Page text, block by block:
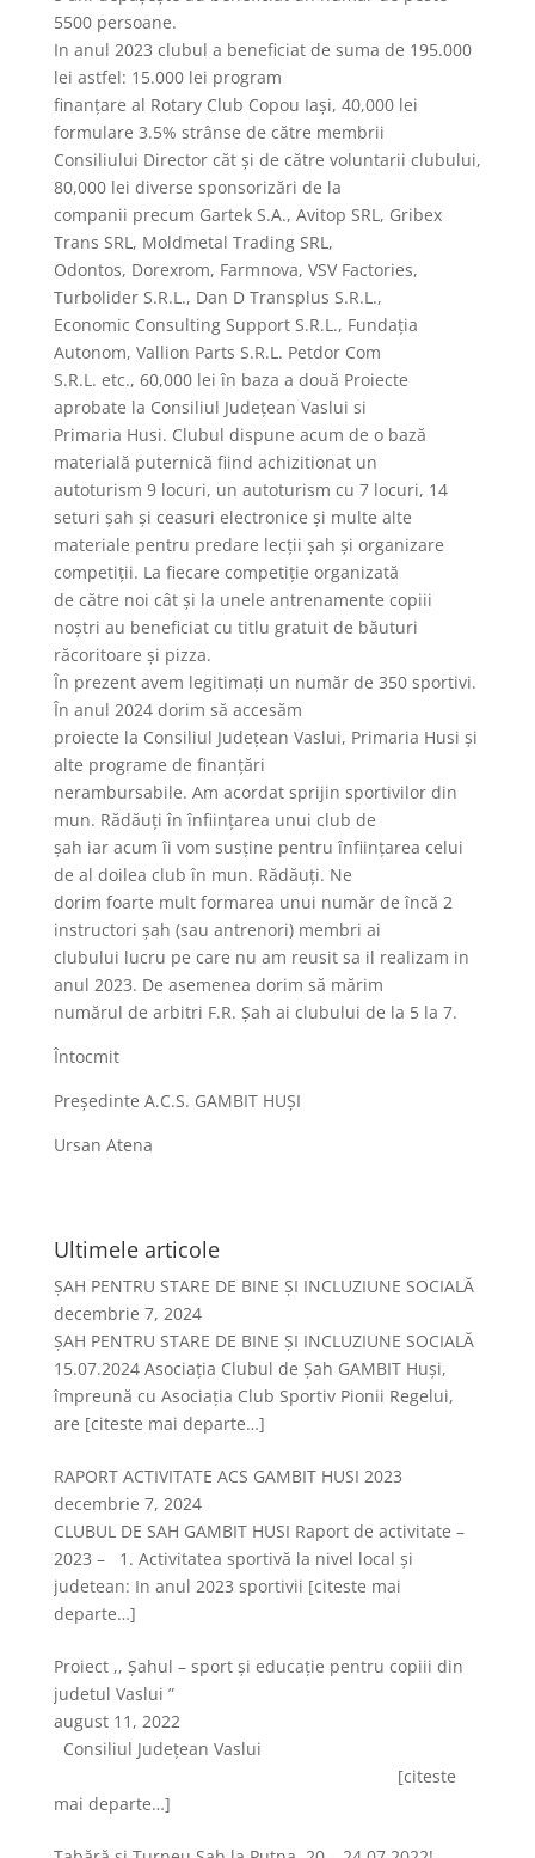
5500 persoane.
In anul 2023 clubul a beneficiat de suma de 195.000
lei astfel: 15.000 lei program
finanțare al Rotary Club Copou Iași, 40,000 lei
formulare 3.5% strânse de către membrii
Consiliului Director căt și de către voluntarii clubului,
80,000 lei diverse sponsorizări de la
companii precum Gartek S.A., Avitop SRL, Gribex
Trans SRL, Moldmetal Trading SRL,
Odontos, Dorexrom, Farmnova, VSV Factories,
Turbolider S.R.L., Dan D Transplus S.R.L.,
Economic Consulting Support S.R.L., Fundația
Autonom, Vallion Parts S.R.L. Petdor Com
S.R.L. etc., 60,000 lei în baza a două Proiecte
aprobate la Consiliul Județean Vaslui si
Primaria Husi. Clubul dispune acum de o bază
materială puternică fiind achizitionat un
autoturism 9 locuri, un autoturism cu 7 locuri, 14
seturi șah și ceasuri electronice și multe alte
materiale pentru predare lecții șah și organizare
competiții. La fiecare competiție organizată
de către noi cât și la unele antrenamente copiii
noștri au beneficiat cu titlu gratuit de băuturi
răcoritoare și pizza.
În prezent avem legitimați un număr de 350 sportivi.
În anul 2024 dorim să accesăm
proiecte la Consiliul Județean Vaslui, Primaria Husi și
alte programe de finanțări
nerambursabile. Am acordat sprijin sportivilor din
mun. Rădăuți în înființarea unui club de
șah iar acum îi vom susține pentru înființarea celui
de al doilea club în mun. Rădăuți. Ne
dorim foarte mult formarea unui număr de încă 2
instructori șah (sau antrenori) membri ai
clubului lucru pe care nu am reusit sa il realizam in
anul 2023. De asemenea dorim să mărim
numărul de arbitri F.R. Șah ai clubului de la 5 la 7.
Întocmit
Președinte A.C.S. GAMBIT HUȘI
Ursan Atena
Ultimele articole
ȘAH PENTRU STARE DE BINE ȘI INCLUZIUNE SOCIALĂ
decembrie 7, 2024
ȘAH PENTRU STARE DE BINE ȘI INCLUZIUNE SOCIALĂ
15.07.2024 Asociația Clubul de Șah GAMBIT Huși,
împreună cu Asociația Club Sportiv Pionii Regelui,
are [citeste mai departe…]
RAPORT ACTIVITATE ACS GAMBIT HUSI 2023
decembrie 7, 2024
CLUBUL DE SAH GAMBIT HUSI Raport de activitate –
2023 – 1. Activitatea sportivă la nivel local şi
judetean: In anul 2023 sportivii [citeste mai
departe…]
Proiect ,, Șahul – sport și educație pentru copiii din
judetul Vaslui ”
august 11, 2022
Consiliul Județean Vaslui
[citeste
mai departe…]